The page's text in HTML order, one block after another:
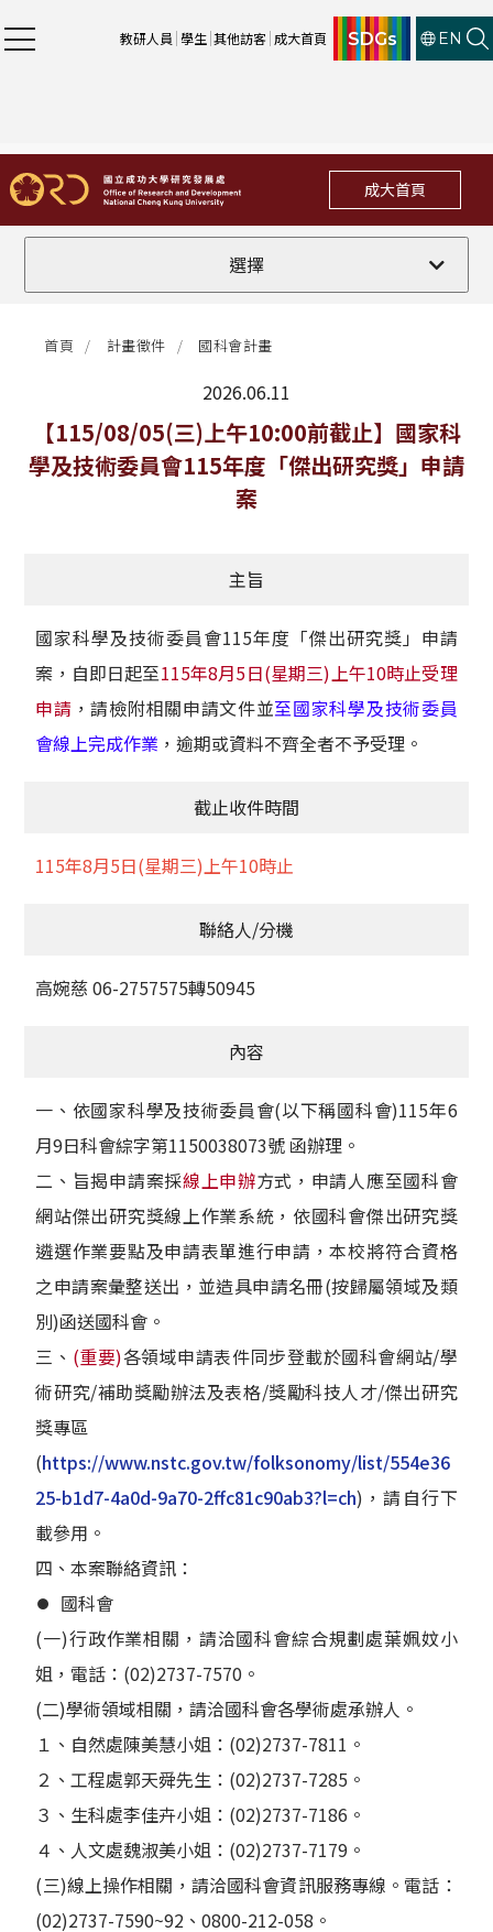
教研人員 學生 其他訪客 成大首頁 SDGs EN
成大首頁
選擇
全部
法規修訂
補助獎項
活動訊息
學術榮譽
其他
活動花絮
首頁 計畫徵件 國科會計畫
2026.06.11
最新消息
【115/08/05(三)上午10:00前截止】國家科
學及技術委員會115年度「傑出研究獎」申請
案
主旨
國家科學及技術委員會115年度「傑出研究獎」申請
案，自即日起至115年8月5日(星期三)上午10時止受理
申請 ，請檢附相關申請文件並至國家科學及技術委員
會線上完成作業 ，逾期或資料不齊全者不予受理。
截止收件時間
115年8月5日(星期三)上午10時止
聯絡人/分機
高婉慈 06-2757575轉50945
內容
一、依國家科學及技術委員會(以下稱國科會)115年6
月9日科會綜字第1150038073號 函辦理。
二、旨揭申請案採線上申辦方式，申請人應至國科會
網站傑出研究獎線上作業系統，依國科會傑出研究獎
遴選作業要點及申請表單進行申請，本校將符合資格
之申請案彙整送出，並造具申請名冊(按歸屬領域及類
別)函送國科會。
三、 (重要)各領域申請表件同步登載於國科會網站/學
術研究/補助獎勵辦法及表格/獎勵科技人才/傑出研究
獎專區
(https://www.nstc.gov.tw/folksonomy/list/554e36
25-b1d7-4a0d-9a70-2ffc81c90ab3?l=ch)，請自行下
載參用。
四、本案聯絡資訊：
⏺︎ 國科會
(一)行政作業相關，請洽國科會綜合規劃處葉姵妏小
姐，電話：(02)2737-7570。
(二)學術領域相關，請洽國科會各學術處承辦人。
１、自然處陳美慧小姐：(02)2737-7811。
２、工程處郭天舜先生：(02)2737-7285。
３、生科處李佳卉小姐：(02)2737-7186。
４、人文處魏淑美小姐：(02)2737-7179。
(三)線上操作相關，請洽國科會資訊服務專線。電話：
(02)2737-7590~92、0800-212-058。